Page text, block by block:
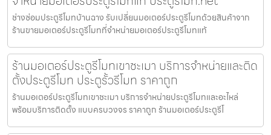
ช่างซ่อมประตูรีโมทบ้านฉาง รับเปลี่ยนมอเตอร์ประตูรีโมทด้วยสินค้าจาก
ร้านขายมอเตอร์ประตูรีโมทที่จำหน่ายมอเตอร์ประตูรีโมทแท้
ร้านมอเตอร์ประตูรีโมทเขาชะเมา บริการจำหน่ายและติด
ตั้งประตูรีโมท ประตูรั้วรีโมท ราคาถูก
ร้านมอเตอร์ประตูรีโมทเขาชะเมา บริการจำหน่ายประตูรีโมทและอะไหล่
พร้อมบริการติดตั้ง แบบครบวงจร ราคาถูก ร้านมอเตอร์ประตูรีโ